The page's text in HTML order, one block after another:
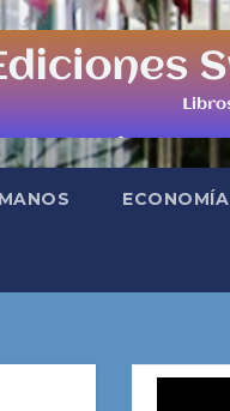
ECONOMÍA